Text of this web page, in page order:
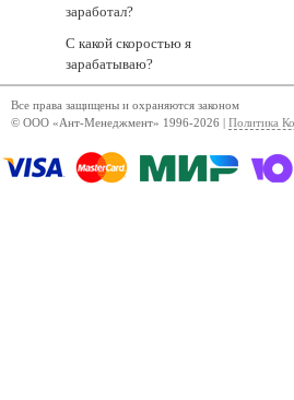
заработал?
С какой скоростью я
зарабатываю?
Все права защищены и охраняются законом
© ООО «Ант-Менеджмент» 1996-2026 | Политика